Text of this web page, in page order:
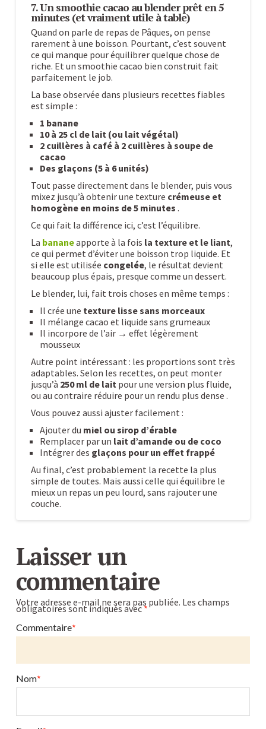
7. Un smoothie cacao au blender prêt en 5
minutes (et vraiment utile à table)
Quand on parle de repas de Pâques, on pense
rarement à une boisson. Pourtant, c’est souvent
ce qui manque pour équilibrer quelque chose de
riche. Et un smoothie cacao bien construit fait
parfaitement le job.
La base observée dans plusieurs recettes fiables
est simple :
1 banane
10 à 25 cl de lait (ou lait végétal)
2 cuillères à café à 2 cuillères à soupe de
cacao
Des glaçons (5 à 6 unités)
Tout passe directement dans le blender, puis vous
mixez jusqu’à obtenir une texture crémeuse et
homogène en moins de 5 minutes .
Ce qui fait la différence ici, c’est l’équilibre.
La bananeapporte à la fois la texture et le liant,
ce qui permet d’éviter une boisson trop liquide. Et
si elle est utilisée congelée, le résultat devient
beaucoup plus épais, presque comme un dessert.
Le blender, lui, fait trois choses en même temps :
Il crée une texture lisse sans morceaux
Il mélange cacao et liquide sans grumeaux
Il incorpore de l’air → effet légèrement
mousseux
Autre point intéressant : les proportions sont très
adaptables. Selon les recettes, on peut monter
jusqu’à 250 ml de laitpour une version plus fluide,
ou au contraire réduire pour un rendu plus dense .
Vous pouvez aussi ajuster facilement :
Ajouter du miel ou sirop d’érable
Remplacer par un lait d’amande ou de coco
Intégrer des glaçons pour un effet frappé
Au final, c’est probablement la recette la plus
simple de toutes. Mais aussi celle qui équilibre le
mieux un repas un peu lourd, sans rajouter une
couche.
Dessert
de
Pâques
facile
à
faire
:
recettes
au
avec
Laisser un
commentaire
Votre adresse e-mail ne sera pas publiée. Les champs
obligatoires sont indiqués avec*
Commentaire*
Nom*